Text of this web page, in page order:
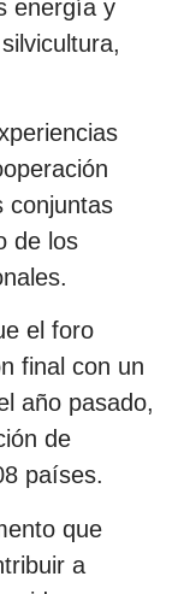
energía y
conjuntas
de los
el foro
final con un
año pasado,
de
países.
que
a